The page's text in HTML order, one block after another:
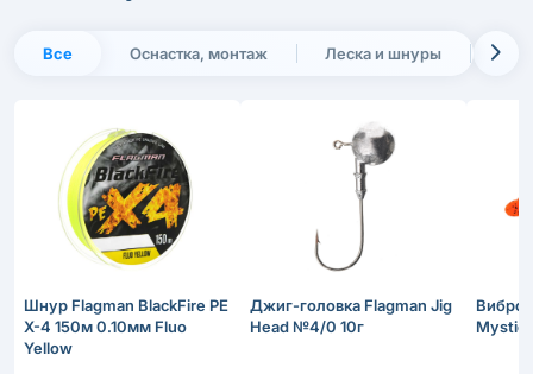
Все Оснастка, монтаж Леска и шнуры
Шнур Flagman BlackFire PE
X-4 150м 0.10мм Fluo
Yellow
Джиг-головка Flagman Jig
Head №4/0 10г
Mystic